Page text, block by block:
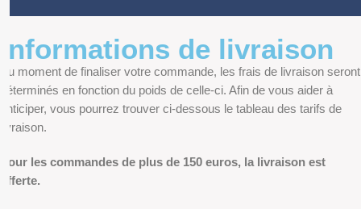
Informations de livraison
Au moment de finaliser votre commande, les frais de livraison seront
déterminés en fonction du poids de celle-ci. Afin de vous aider à
anticiper, vous pourrez trouver ci-dessous le tableau des tarifs de
livraison.
Pour les commandes de plus de 150 euros, la livraison est
offerte.